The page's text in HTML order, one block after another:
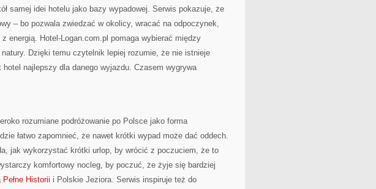
samej idei hotelu jako bazy wypadowej. Serwis pokazuje, że
– bo pozwala zwiedzać w okolicy, wracać na odpoczynek,
energią. Hotel-Logan.com.pl pomaga wybierać między
Dzięki temu czytelnik lepiej rozumie, że nie istnieje
hotel najlepszy dla danego wyjazdu. Czasem wygrywa
rozumiane podróżowanie po Polsce jako forma
łatwo zapomnieć, że nawet krótki wypad może dać oddech.
jak wykorzystać krótki urlop, by wrócić z poczuciem, że to
komfortowy nocleg, by poczuć, że żyje się bardziej
Pełne Historii i Polskie Jeziora. Serwis inspiruje też do